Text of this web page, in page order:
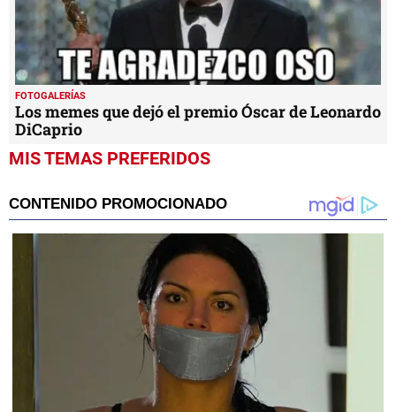
FOTOGALERÍAS
Los memes que dejó el premio Óscar de Leonardo
DiCaprio
MIS TEMAS PREFERIDOS